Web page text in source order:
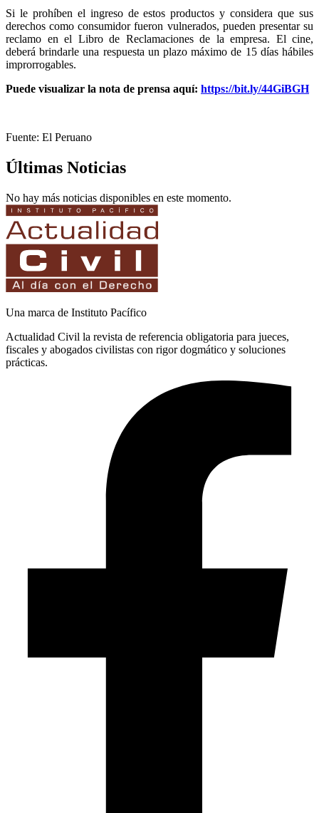
Si le prohíben el ingreso de estos productos y considera que sus
derechos como consumidor fueron vulnerados, pueden presentar su
reclamo en el Libro de Reclamaciones de la empresa. El cine,
deberá brindarle una respuesta un plazo máximo de 15 días hábiles
improrrogables.
Puede visualizar la nota de prensa aquí: https://bit.ly/44GiBGH
Fuente: El Peruano
Últimas Noticias
No hay más noticias disponibles en este momento.
Una marca de Instituto Pacífico
Actualidad Civil la revista de referencia obligatoria para jueces,
fiscales y abogados civilistas con rigor dogmático y soluciones
prácticas.